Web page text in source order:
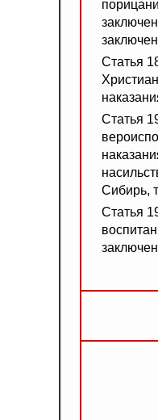
Статья
Статья
Сибирь,
Статья